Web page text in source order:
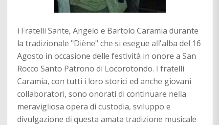
i Fratelli Sante, Angelo e Bartolo Caramia durante
la tradizionale "Diène" che si esegue all'alba del 16
Agosto in occasione delle festività in onore a San
Rocco Santo Patrono di Locorotondo. I fratelli
Caramia, con tutti i loro storici ed anche giovani
collaboratori, sono onorati di continuare nella
meravigliosa opera di custodia, sviluppo e
divulgazione di questa amata tradizione musicale